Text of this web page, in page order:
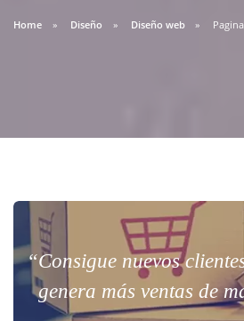
Home Diseño Diseño web
“Consigue nuevos
genera más ventas de